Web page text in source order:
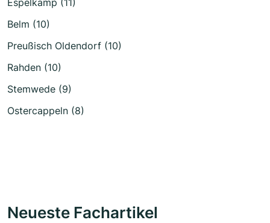
Espelkamp (11)
Belm (10)
Preußisch Oldendorf (10)
Rahden (10)
Stemwede (9)
Ostercappeln (8)
Neueste Fachartikel